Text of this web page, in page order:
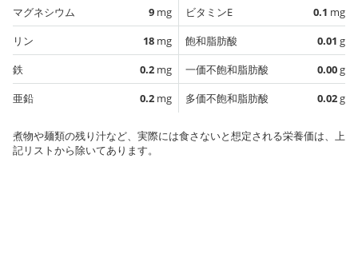
マグネシウム
9 mg
リン
18 mg
鉄
0.2 mg
亜鉛
0.2 mg
ビタミンE
0.1 mg
飽和脂肪酸
0.01 g
一価不飽和脂肪酸
0.00g
多価不飽和脂肪酸
0.02g
煮物や麺類の残り汁など、実際には食さないと想定される栄養価は、上
記リストから除いてあります。